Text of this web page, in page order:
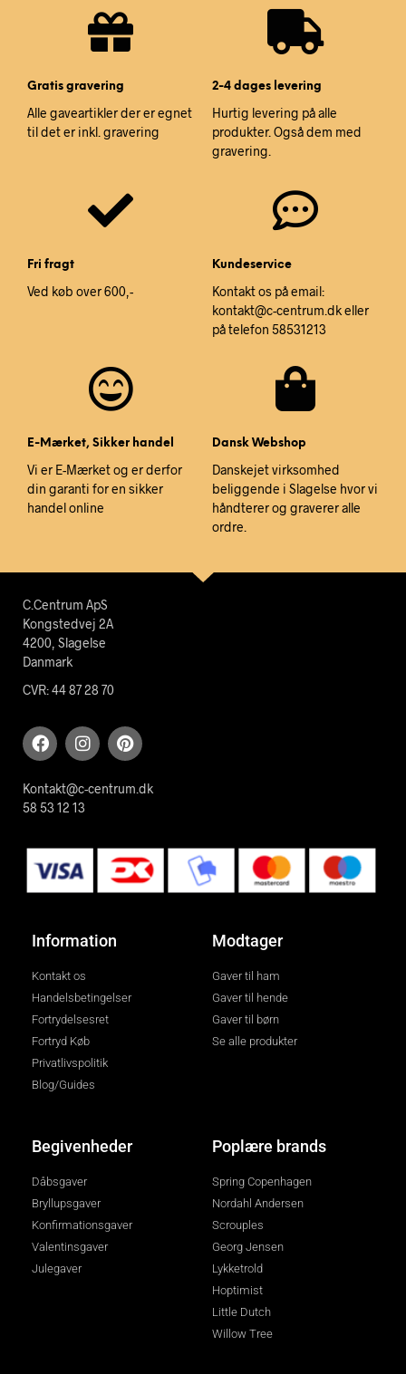
Gratis gravering
Alle gaveartikler der er egnet
til det er inkl. gravering
2-4 dages levering
Hurtig levering på alle
produkter. Også dem med
gravering.
Fri fragt
Ved køb over 600,-
Kundeservice
Kontakt os på email:
kontakt@c-centrum.dk eller
på telefon 58531213
E-Mærket, Sikker handel
Vi er E-Mærket og er derfor
din garanti for en sikker
handel online
Dansk Webshop
Danskejet virksomhed
beliggende i Slagelse hvor vi
håndterer og graverer alle
ordre.
C.Centrum ApS
Kongstedvej 2A
4200, Slagelse
Danmark
CVR: 44 87 28 70
Kontakt@c-centrum.dk
58 53 12 13
Information
Kontakt os
Handelsbetingelser
Fortrydelsesret
Fortryd Køb
Privatlivspolitik
Blog/Guides
Modtager
Gaver til ham
Gaver til hende
Gaver til børn
Se alle produkter
Begivenheder
Dåbsgaver
Bryllupsgaver
Konfirmationsgaver
Valentinsgaver
Julegaver
Poplære brands
Spring Copenhagen
Nordahl Andersen
Scrouples
Georg Jensen
Lykketrold
Hoptimist
Little Dutch
Willow Tree